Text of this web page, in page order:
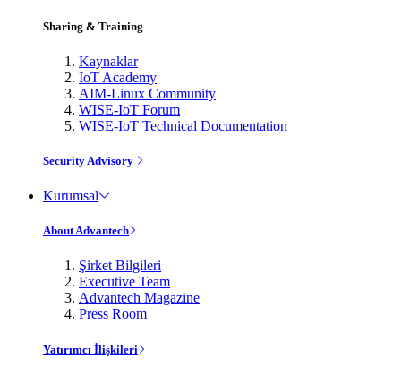
Sharing & Training
Kaynaklar
IoT Academy
AIM-Linux Community
WISE-IoT Forum
WISE-IoT Technical Documentation
Security Advisory
Kurumsal
About Advantech
Şirket Bilgileri
Executive Team
Advantech Magazine
Press Room
Yatırımcı İlişkileri